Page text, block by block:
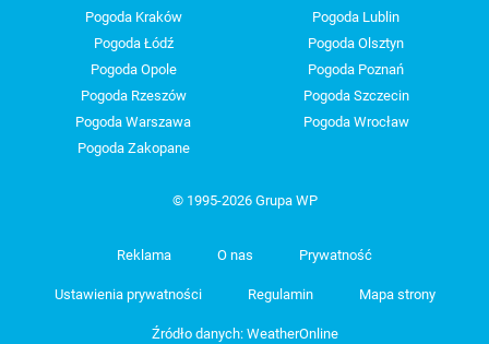
Pogoda Kraków
Pogoda Lublin
Pogoda Łódź
Pogoda Olsztyn
Pogoda Opole
Pogoda Poznań
Pogoda Rzeszów
Pogoda Szczecin
Pogoda Warszawa
Pogoda Wrocław
Pogoda Zakopane
© 1995-2026 Grupa WP
Reklama O nas Prywatność
Ustawienia prywatności Regulamin Mapa strony
Źródło danych: WeatherOnline